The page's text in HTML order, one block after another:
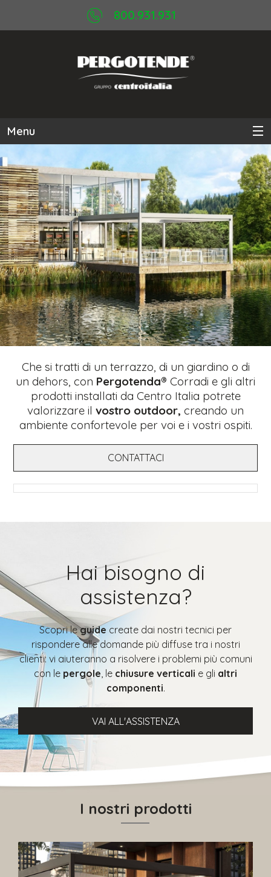
800.931.931
Menu
Che si tratti di un terrazzo, di un giardino o di
un dehors, con Pergotenda® Corradi e gli altri
prodotti installati da Centro Italia potrete
valorizzare il vostro outdoor, creando un
ambiente confortevole per voi e i vostri ospiti.
CONTATTACI
Hai bisogno di
assistenza?
Scopri leguide create dai nostri tecnici per
rispondere alle domande più diffuse tra i nostri
clienti: vi aiuteranno a risolvere i problemi più comuni
con le pergole, le chiusure verticali e gli altri
componenti.
VAI ALL'ASSISTENZA
I nostri prodotti